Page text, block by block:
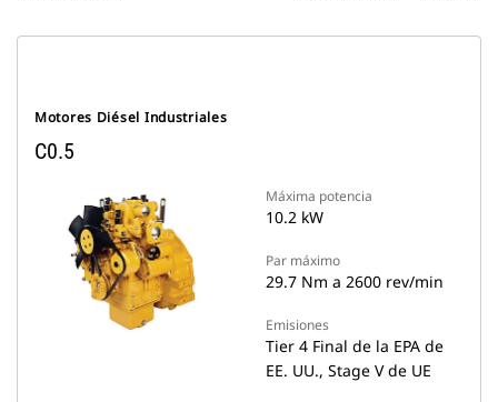
Motores Diésel Industriales
C0.5
Máxima potencia
10.2 kW
Par máximo
29.7 Nm a 2600 rev/min
Emisiones
Tier 4 Final de la EPA de
EE. UU., Stage V de UE